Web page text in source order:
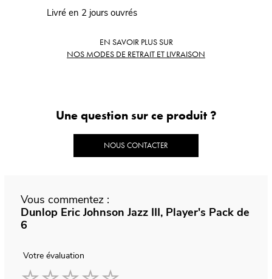
Livré en 2 jours ouvrés
EN SAVOIR PLUS SUR
NOS MODES DE RETRAIT ET LIVRAISON
Une question sur ce produit ?
NOUS CONTACTER
Vous commentez :
Dunlop Eric Johnson Jazz III, Player's Pack de
6
Votre évaluation